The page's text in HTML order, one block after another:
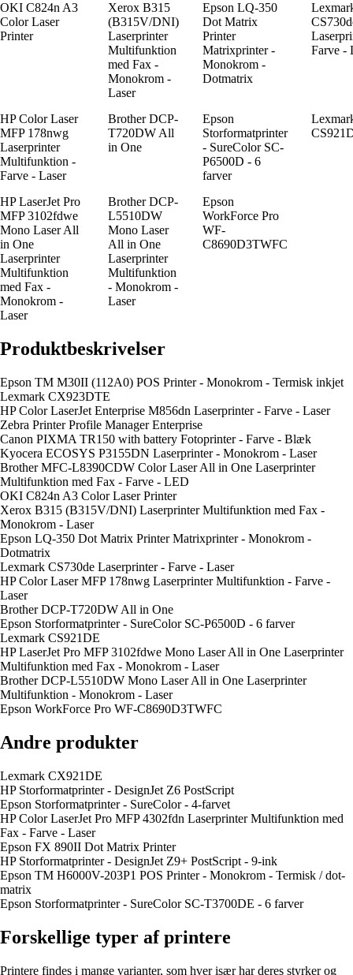
OKI C824n A3
Color Laser
Printer
Xerox B315
(B315V/DNI)
Laserprinter
Multifunktion
med Fax -
Monokrom -
Laser
Epson LQ-350
Dot Matrix
Printer
Matrixprinter -
Monokrom -
Dotmatrix
Farve -
HP Color Laser
MFP 178nwg
Laserprinter
Multifunktion -
Farve - Laser
Brother DCP-
T720DW All
in One
Epson
Storformatprinter
- SureColor SC-
P6500D - 6
farver
HP LaserJet Pro
MFP 3102fdwe
Mono Laser All
in One
Laserprinter
Multifunktion
med Fax -
Monokrom -
Laser
Brother DCP-
L5510DW
Mono Laser
All in One
Laserprinter
Multifunktion
- Monokrom -
Laser
Epson
WorkForce Pro
WF-
C8690D3TWFC
Produktbeskrivelser
Epson TM M30II (112A0) POS Printer - Monokrom - Termisk inkjet
Lexmark CX923DTE
HP Color LaserJet Enterprise M856dn Laserprinter - Farve - Laser
Zebra Printer Profile Manager Enterprise
Canon PIXMA TR150 with battery Fotoprinter - Farve - Blæk
Kyocera ECOSYS P3155DN Laserprinter - Monokrom - Laser
Brother MFC-L8390CDW Color Laser All in One Laserprinter
Multifunktion med Fax - Farve - LED
OKI C824n A3 Color Laser Printer
Xerox B315 (B315V/DNI) Laserprinter Multifunktion med Fax -
Monokrom - Laser
Epson LQ-350 Dot Matrix Printer Matrixprinter - Monokrom -
Dotmatrix
Lexmark CS730de Laserprinter - Farve - Laser
HP Color Laser MFP 178nwg Laserprinter Multifunktion - Farve -
Laser
Brother DCP-T720DW All in One
Epson Storformatprinter - SureColor SC-P6500D - 6 farver
Lexmark CS921DE
HP LaserJet Pro MFP 3102fdwe Mono Laser All in One Laserprinter
Multifunktion med Fax - Monokrom - Laser
Brother DCP-L5510DW Mono Laser All in One Laserprinter
Multifunktion - Monokrom - Laser
Epson WorkForce Pro WF-C8690D3TWFC
Andre produkter
Lexmark CX921DE
HP Storformatprinter - DesignJet Z6 PostScript
Epson Storformatprinter - SureColor - 4-farvet
HP Color LaserJet Pro MFP 4302fdn Laserprinter Multifunktion med
Fax - Farve - Laser
Epson FX 890II Dot Matrix Printer
HP Storformatprinter - DesignJet Z9+ PostScript - 9-ink
Epson TM H6000V-203P1 POS Printer - Monokrom - Termisk / dot-
matrix
Epson Storformatprinter - SureColor SC-T3700DE - 6 farver
Forskellige typer af printere
Printere findes i mange varianter, som hver især har deres styrker og